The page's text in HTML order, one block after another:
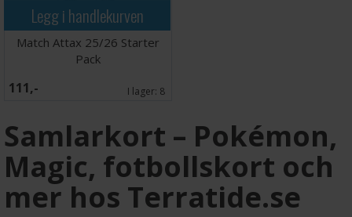
Legg i handlekurven
Match Attax 25/26 Starter
Pack
111,- I lager: 8
Samlarkort – Pokémon,
Magic, fotbollskort och
mer hos Terratide.se